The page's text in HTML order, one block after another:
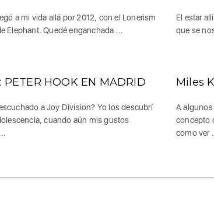
a mi vida allá por 2012, con el Lonerism
Elephant. Quedé enganchada ...
El estar
que se
PETER HOOK EN MADRID
a Joy Division? Yo los descubrí
cuando aún mis gustos
Miles
A
concepto
como ver